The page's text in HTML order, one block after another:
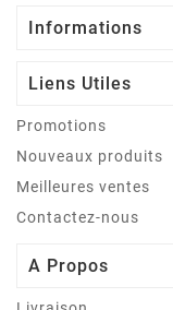
Informations
Liens Utiles
Promotions
Nouveaux produits
Meilleures ventes
Contactez-nous
A Propos